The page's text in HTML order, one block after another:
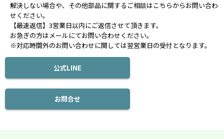
解決しない場合や、その他部品に関するご相談はこちらからお問い合わ
せください。
【最速返信】3営業日以内にご返信させて頂きます。
お急ぎの方はメールにてお問い合わせください。
※対応時間外のお問い合わせに関しては翌営業日の受付となります。
公式LINE
お問合せ